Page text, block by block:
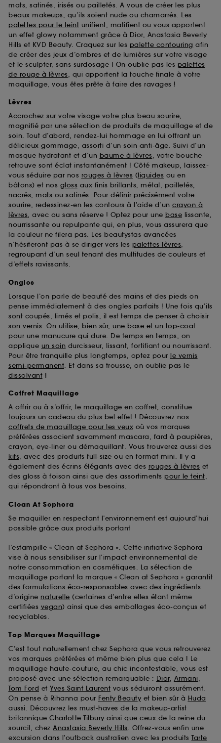
mats, satinés, irisés ou pailletés. A vous de créer les plus
beaux makeups, qu’ils soient nude ou chamarrés. Les
palettes pour le teint unifient, matifient ou vous apportent
un effet glowy notamment grâce à Dior, Anastasia Beverly
Hills et KVD Beauty. Craquez sur les palette contouring afin
de créer des jeux d’ombres et de lumières sur votre visage
et le sculpter, sans surdosage ! On oublie pas les palettes
de rouge à lèvres, qui apportent la touche finale à votre
maquillage, vous êtes prête à faire des ravages !
Lèvres
Accrochez sur votre visage votre plus beau sourire,
magnifié par une sélection de produits de maquillage et de
soin. Tout d’abord, rendez-lui hommage en lui offrant un
délicieux gommage, assorti d’un soin anti-âge. Suivi d’un
masque hydratant et d’un baume à lèvres, votre bouche
retrouve sont éclat instantanément ! Côté makeup, laissez-
vous séduire par nos rouges à lèvres (liquides ou en
bâtons) et nos gloss aux finis brillants, métal, pailletés,
nacrés, mats ou satinés. Pour définir précisément votre
sourire, redessinez-en les contours à l’aide d’un crayon à
lèvres, avec ou sans réserve ! Optez pour une base lissante,
nourrissante ou repulpante qui, en plus, vous assurera que
la couleur ne filera pas. Les beautystas avancées
n’hésiteront pas à se diriger vers les palettes lèvres,
regroupant d’un seul tenant des multitudes de couleurs et
d’effets ravissants.
Ongles
Lorsque l’on parle de beauté des mains et des pieds on
pense immédiatement à des ongles parfaits ! Une fois qu’ils
sont coupés, limés et polis, il est temps de penser à choisir
son vernis. On utilise, bien sûr, une base et un top-coat
pour une manucure qui dure. De temps en temps, on
applique un soin durcisseur, lissant, fortifiant ou nourrissant.
Pour être tranquille plus longtemps, optez pour le vernis
semi-permanent. Et dans sa trousse, on oublie pas le
dissolvant !
Coffret Maquillage
A offrir ou à s’offrir, le maquillage en coffret, constitue
toujours un cadeau du plus bel effet ! Découvrez nos
coffrets de maquillage pour les yeux où vos marques
préférées associent savamment mascara, fard à paupières,
crayon, eye-liner ou démaquillant. Vous trouverez aussi des
kits, avec des produits full-size ou en format mini. Il y a
également des écrins élégants avec des rouges à lèvres et
des gloss à foison ainsi que des assortiments pour le teint,
qui répondront à tous vos besoins.
Clean At Sephora
Se maquiller en respectant l’environnement est aujourd’hui
possible grâce aux produits portant
l’estampille « Clean at Sephora ». Cette initiative Sephora
vise à nous sensibiliser sur l’impact environnemental de
notre consommation en cosmétiques. La sélection de
maquillage portant la marque « Clean at Sephora » garantit
des formulations éco-responsables avec des ingrédients
d’origine naturelle (certaines d’entre elles étant même
certifiées vegan) ainsi que des emballages éco-conçus et
recyclables.
Top Marques Maquillage
C’est tout naturellement chez Sephora que vous retrouverez
vos marques préférées et même bien plus que cela ! Le
maquillage haute-couture, au chic incontestable, vous est
proposé avec une sélection remarquable : Dior, Armani,
Tom Ford et Yves Saint Laurent vous séduiront assurément.
On pense à Rihanna pour Fenty Beauty et bien sûr à Huda
aussi. Découvrez les must-haves de la makeup-artist
britannique Charlotte Tilbury ainsi que ceux de la reine du
sourcil, chez Anastasia Beverly Hills. Offrez-vous enfin une
excursion dans l’outback australien avec les produits Tarte